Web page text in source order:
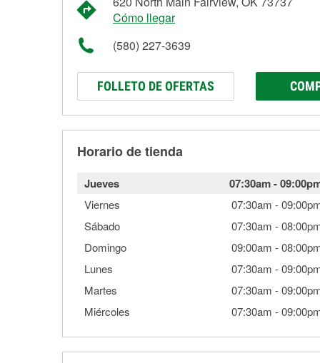
Cómo llegar
(580) 227-3639
FOLLETO DE OFERTAS
Horario de tienda
Jueves 07:30am-
Viernes 07:30am -
Sábado
07:30am -
Domingo
09:00am -
Lunes
07:30am -
Martes
07:30am -
Miércoles
07:30am -